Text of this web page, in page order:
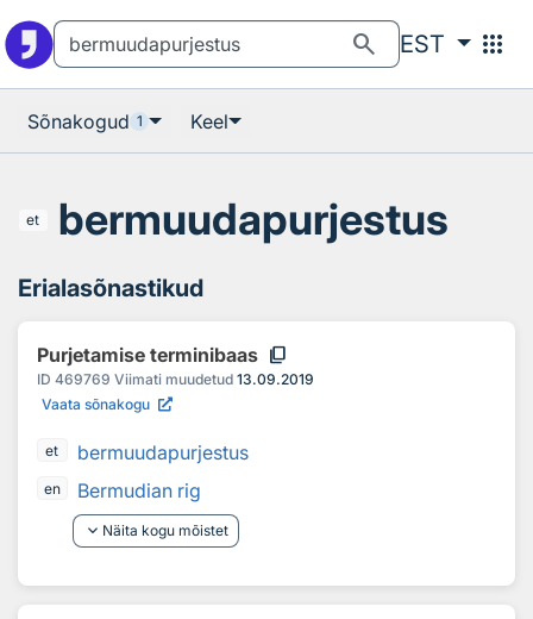
search EST apps
Sõnakogud 1 Keel
et bermuudapurjestus
Erialasõnastikud
Purjetamise terminibaas content_copy
ID 469769 Viimati muudetud 13.09.2019
Vaata sõnakogu
et bermuudapurjestus
en
Bermudian rig
keyboard_arrow_down Näita kogu mõistet